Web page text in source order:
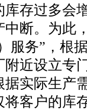
存过多会
断。为此
服务”，根
近设立专
实际生产
客户的库